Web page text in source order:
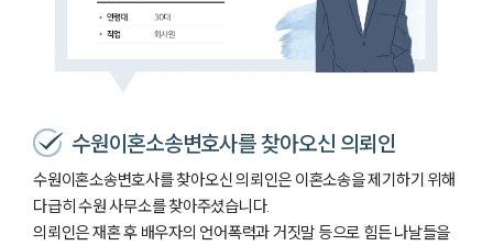
수원이혼소송변호사를 찾아오신 의뢰인
수원이혼소송변호사를 찾아오신 의뢰인은 이혼소송을 제기하기 위해
다급히 수원 사무소를 찾아주셨습니다.
의뢰인은 재혼 후 배우자의 언어폭력과 거짓말 등으로 힘든 나날들을